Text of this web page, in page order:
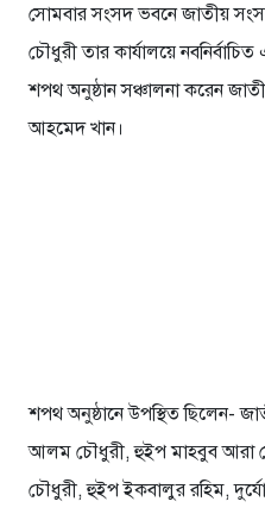
সোমবার সংসদ ভবনে জাতীয়
চৌধুরী তার কার্যালয়ে
শপথ অনুষ্ঠান সঞ্চালনা করেন
আহমেদ খান।
শপথ অনুষ্ঠানে উপস্থিত ছিলেন-
আলম চৌধুরী, হুইপ মাহবুব আরা
চৌধুরী, হুইপ ইকবালুর রহিম,